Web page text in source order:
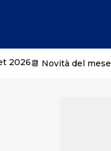
2026📆 Novità del mese